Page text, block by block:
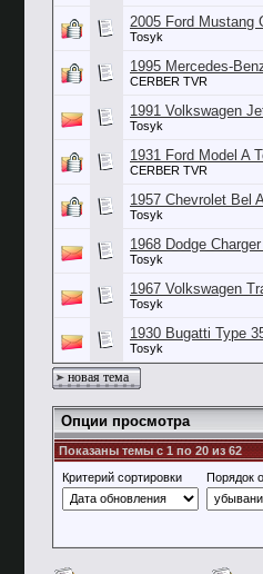
2005 Ford Mustang
Tosyk
1995 Mercedes-
CERBER TVR
1991 Volkswagen
Tosyk
1931 Ford Model A
CERBER TVR
1957 Chevrolet Bel
Tosyk
1968 Dodge
Tosyk
1967 Volkswagen
Tosyk
1930 Bugatti Type
Tosyk
новая тема
Опции просмотра
Показаны темы с 1 по 20 из 62
Критерий сортировки
Порядок